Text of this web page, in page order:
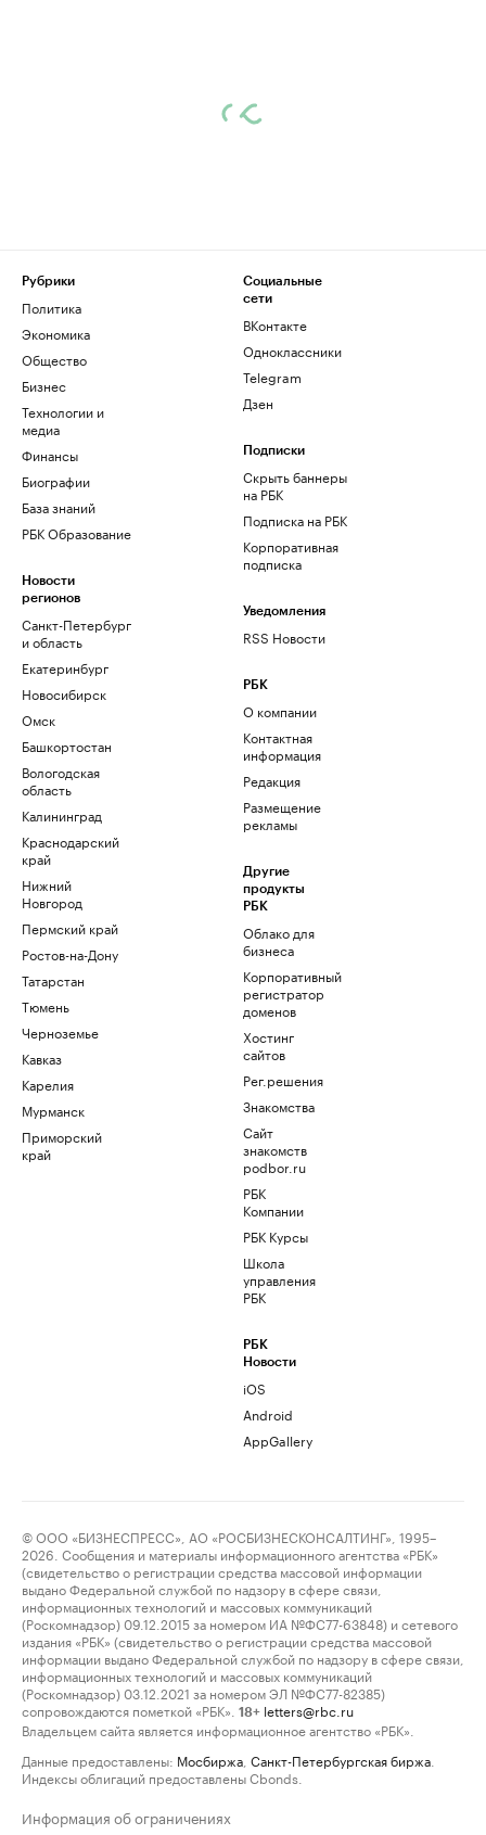
Рубрики
Политика
Экономика
Общество
Бизнес
Технологии и
медиа
Финансы
Биографии
База знаний
РБК Образование
Новости
регионов
Санкт-Петербург
и область
Екатеринбург
Новосибирск
Омск
Башкортостан
Вологодская
область
Калининград
Краснодарский
край
Нижний
Новгород
Пермский край
Ростов-на-Дону
Татарстан
Тюмень
Черноземье
Кавказ
Карелия
Мурманск
Приморский
край
Социальные
сети
ВКонтакте
Одноклассники
Telegram
Дзен
Подписки
Скрыть баннеры
на РБК
Подписка на РБК
Корпоративная
подписка
Уведомления
RSS Новости
РБК
О компании
Контактная
информация
Редакция
Размещение
рекламы
Другие
продукты
РБК
Облако для
бизнеса
Корпоративный
регистратор
доменов
Хостинг
сайтов
Рег.решения
Знакомства
Сайт
знакомств
podbor.ru
РБК
Компании
РБК Курсы
Школа
управления
РБК
РБК
Новости
iOS
Android
AppGallery
© ООО «БИЗНЕСПРЕСС», АО «РОСБИЗНЕСКОНСАЛТИНГ», 1995–
2026. Сообщения и материалы информационного агентства «РБК»
(свидетельство о регистрации средства массовой информации
выдано Федеральной службой по надзору в сфере связи,
информационных технологий и массовых коммуникаций
(Роскомнадзор) 09.12.2015 за номером ИА №ФС77-63848) и сетевого
издания «РБК» (свидетельство о регистрации средства массовой
информации выдано Федеральной службой по надзору в сфере связи,
информационных технологий и массовых коммуникаций
(Роскомнадзор) 03.12.2021 за номером ЭЛ №ФС77-82385)
сопровождаются пометкой «РБК».
18+ letters@rbc.ru
Владельцем сайта является информационное агентство «РБК».
Данные предоставлены: Мосбиржа Санкт-Петербургская биржа
Индексы облигаций предоставлены Cbonds.
Информация об ограничениях